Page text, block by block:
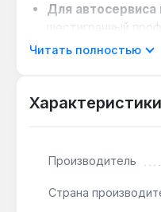
Для
шестигранный
плотное
Работа в
местах, например,
Выбор между CR-
Читать полностью
Характеристики
Производитель
Страна